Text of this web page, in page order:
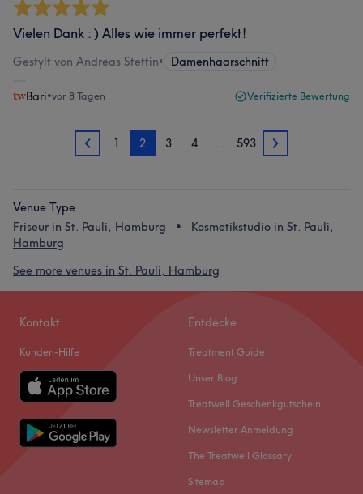
Vielen Dank : ) Alles wie immer perfekt!
Gestylt von Andreas Stettin• Damenhaarschnitt
Bari•vor 8 Tagen Verifizierte Bewertung
1 1 2 3 4 … 593 3
Venue Type
Friseur in St. Pauli, Hamburg
Kosmetikstudio in St. Pauli,
Hamburg
See more venues in St. Pauli, Hamburg
Kontakt
Kunden-Hilfe
Entdecke
Treatment Guide
Unser Blog
Treatwell Geschenkgutschein
Newsletter Anmeldung
The Treatwell Glossary
Sitemap